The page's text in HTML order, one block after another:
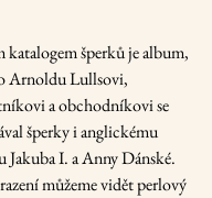
katalogem šperků je album,
Arnoldu Lullsovi,
a obchodníkovi se
šperky i anglickému
I. a Anny Dánské.
můžeme vidět perlový